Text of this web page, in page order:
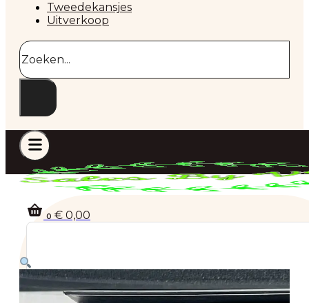
Tweedekansjes
Uitverkoop
Zoeken
0 € 0,00
Geen producten in de winkelwagen.